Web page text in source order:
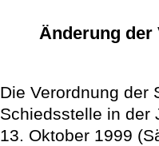
Änderung der
Die Verordnung der
Schiedsstelle in der
13. Oktober 1999